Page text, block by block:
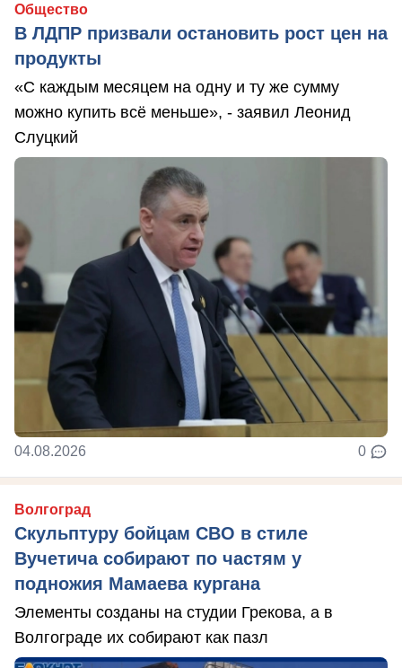
Общество
В ЛДПР призвали остановить рост цен на
продукты
«С каждым месяцем на одну и ту же сумму
можно купить всё меньше», - заявил Леонид
Слуцкий
04.08.2026 0
Волгоград
Скульптуру бойцам СВО в стиле
Вучетича собирают по частям у
подножия Мамаева кургана
Элементы созданы на студии Грекова, а в
Волгограде их собирают как пазл